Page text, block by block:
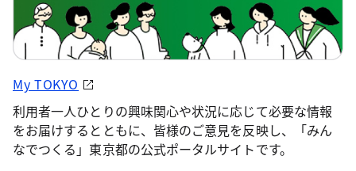
My TOKYO
利用者一人ひとりの興味関心や状況に応じて必要な情報
をお届けするとともに、皆様のご意見を反映し、「みん
なでつくる」東京都の公式ポータルサイトです。